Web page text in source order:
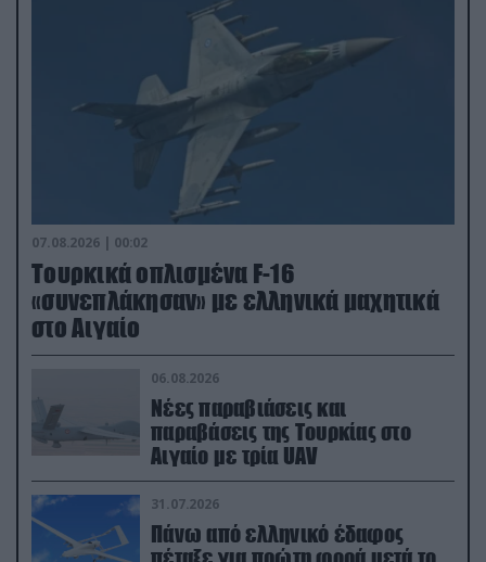
07.08.2026 | 00:02
Τουρκικά οπλισμένα F-16
«συνεπλάκησαν» με ελληνικά μαχητικά
στο Αιγαίο
06.08.2026
Νέες παραβιάσεις και
παραβάσεις της Τουρκίας στο
Αιγαίο με τρία UAV
31.07.2026
Πάνω από ελληνικό έδαφος